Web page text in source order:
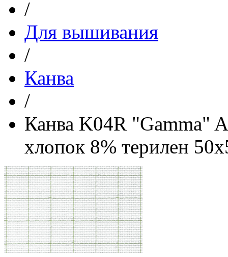
/
Для вышивания
/
Канва
/
Канва K04R
хлопок 8% терилен